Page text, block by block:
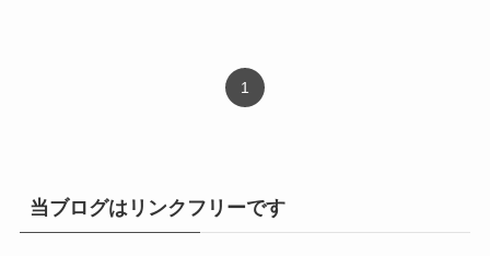
1
当ブログはリンクフリーです